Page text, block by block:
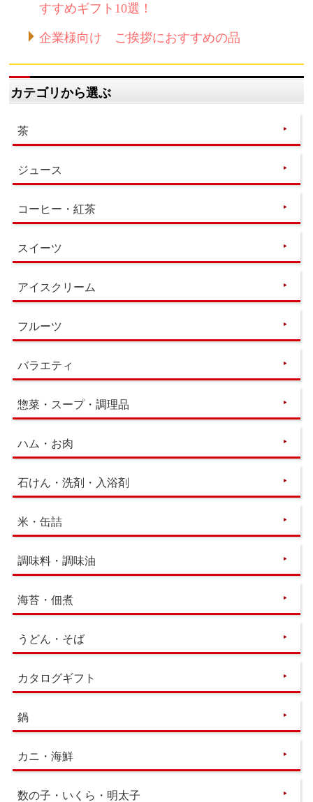
すすめギフト10選！
企業様向け ご挨拶におすすめの品
カテゴリから選ぶ
茶
ジュース
コーヒー・紅茶
スイーツ
アイスクリーム
フルーツ
バラエティ
惣菜・スープ・調理品
ハム・お肉
石けん・洗剤・入浴剤
米・缶詰
調味料・調味油
海苔・佃煮
うどん・そば
カタログギフト
鍋
カニ・海鮮
数の子・いくら・明太子